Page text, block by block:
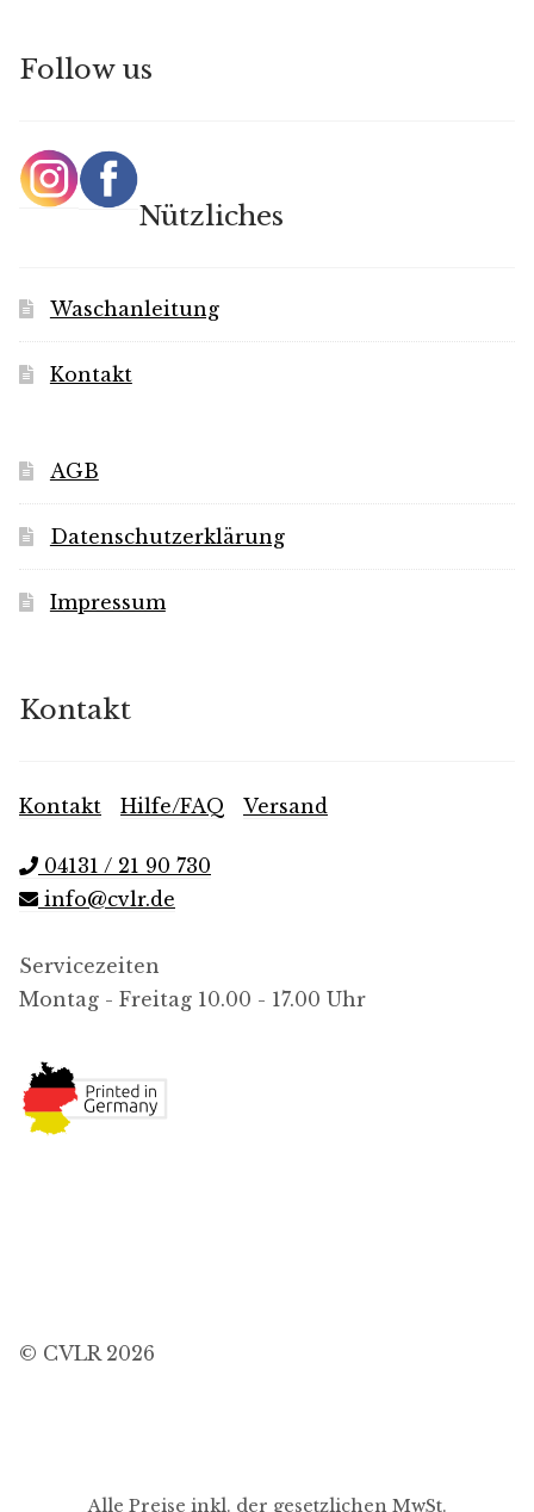
Follow us
Nützliches
Waschanleitung
Kontakt
AGB
Datenschutzerklärung
Impressum
Kontakt
Kontakt Hilfe/FAQ Versand
04131 / 21 90 730
info@cvlr.de
Servicezeiten
Montag - Freitag 10.00 - 17.00 Uhr
© CVLR 2026
Alle Preise inkl. der gesetzlichen MwSt.